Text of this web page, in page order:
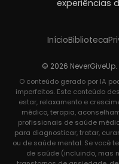
experiências
InícioBiblioteca
© 2026
O conteúdo gerado por IA
imperfeitos. Este conteúdo
estar, relaxamento e
médico, terapia,
profissionais de saúde
para diagnosticar, tratar,
ou de saúde mental. Se você
de saúde (incluindo, mas